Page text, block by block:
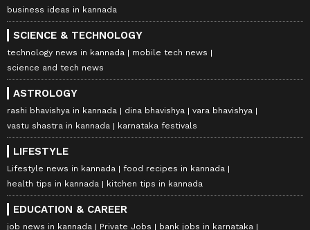
business ideas in kannada
SCIENCE & TECHNOLOGY
technology news in kannada
mobile tech news
science and tech news
ASTROLOGY
rashi bhavishya in kannada dina bhavishya
vara bhavishya
vastu shastra in kannada
karnataka festivals
LIFESTYLE
Lifestyle news in kannada
food recipes in kannada
health tips in kannada
kitchen tips in kannada
EDUCATION & CAREER
job news in kannada Private Jobs bank jobs in karnataka